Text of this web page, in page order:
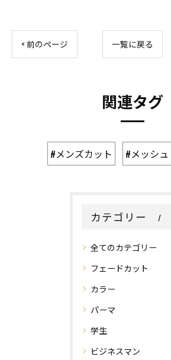
< 前のページ 一覧に戻る
関連タグ
#メンズカット #メッシュ
カテゴリー
全てのカテゴリー
フェードカット
カラー
パーマ
学生
ビジネスマン